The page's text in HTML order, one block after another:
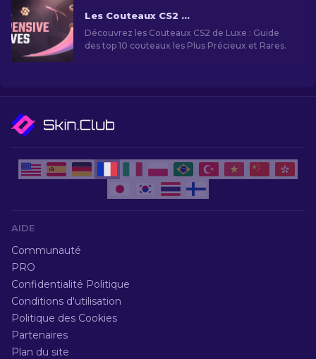
Les Couteaux CS2 les Plus Chers [2026]
Découvrez les Couteaux CS2 de Luxe : Guide
des top 10 couteaux les Plus Précieux et Rares.
AIDE
Communauté
PRO
Confidentialité Politique
Conditions d'utilisation
Politique des Cookies
Partenaires
Plan du site